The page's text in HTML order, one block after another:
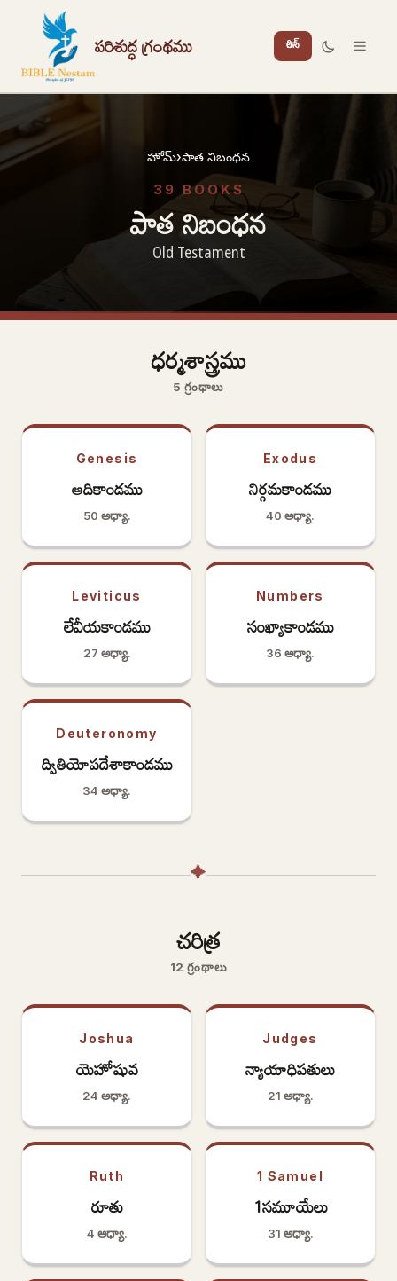
పరిశుద్ధ గ్రంథము లాగిన్
హోమ్›పాత నిబంధన
39 BOOKS
పాత నిబంధన
Old Testament
ధర్మశాస్త్రము
5 గ్రంథాలు
Genesis
ఆదికాండము
50 అధ్యా.
Exodus
నిర్గమకాండము
40 అధ్యా.
Leviticus
లేవీయకాండము
27 అధ్యా.
Numbers
సంఖ్యాకాండము
36 అధ్యా.
Deuteronomy
ద్వితియోపదేశాకాండము
34 అధ్యా.
✦
చరిత్ర
12 గ్రంథాలు
Joshua
యెహోషువ
24 అధ్యా.
Judges
న్యాయాధిపతులు
21 అధ్యా.
Ruth
రూతు
4 అధ్యా.
1 Samuel
1సమూయేలు
31 అధ్యా.